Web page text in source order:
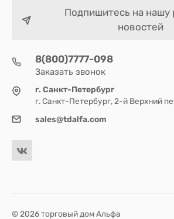
Подпишитесь на нашу
новостей
8(800)7777-098
Заказать звонок
г. Санкт-Петербург
г. Санкт-Петербург, 2-й Верхний
sales@tdalfa.com
© 2026 торговый дом Альфа